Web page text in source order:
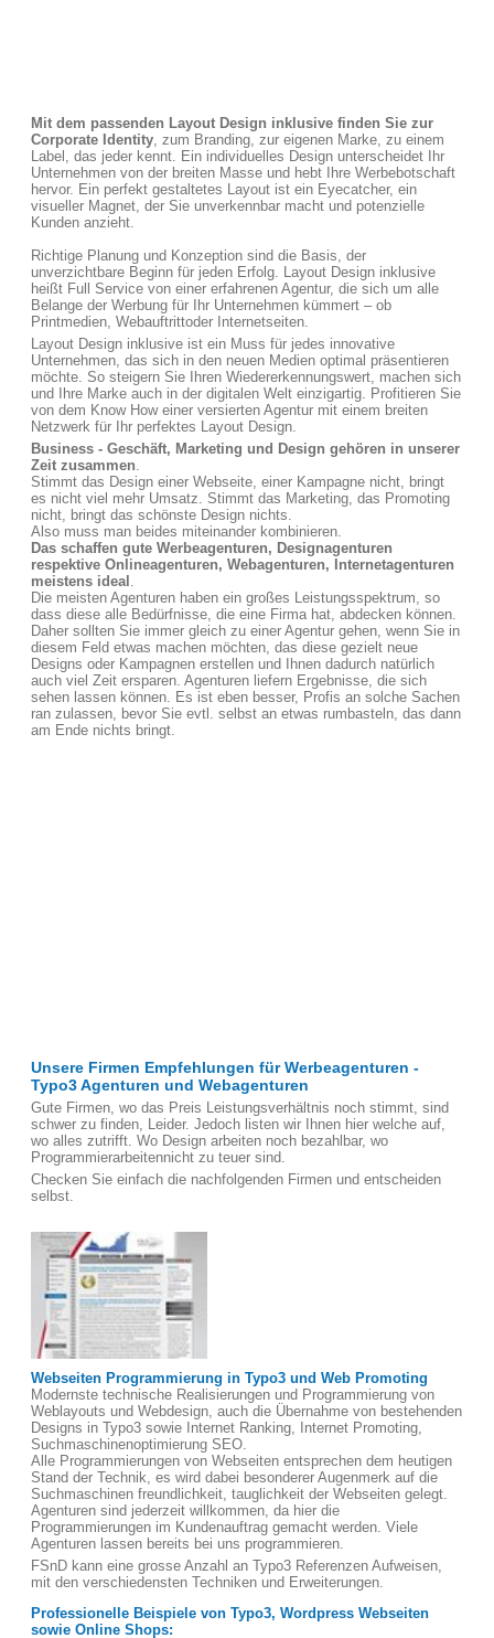
Mit dem passenden Layout Design inklusive finden Sie zur
Corporate Identity, zum Branding, zur eigenen Marke, zu einem
Label, das jeder kennt. Ein individuelles Design unterscheidet Ihr
Unternehmen von der breiten Masse und hebt Ihre Werbebotschaft
hervor. Ein perfekt gestaltetes Layout ist ein Eyecatcher, ein
visueller Magnet, der Sie unverkennbar macht und potenzielle
Kunden anzieht.
Richtige Planung und Konzeption sind die Basis, der
unverzichtbare Beginn für jeden Erfolg. Layout Design inklusive
heißt Full Service von einer erfahrenen Agentur, die sich um alle
Belange der Werbung für Ihr Unternehmen kümmert – ob
Printmedien, Webauftrittoder Internetseiten.
Layout Design inklusive ist ein Muss für jedes innovative
Unternehmen, das sich in den neuen Medien optimal präsentieren
möchte. So steigern Sie Ihren Wiedererkennungswert, machen sich
und Ihre Marke auch in der digitalen Welt einzigartig. Profitieren Sie
von dem Know How einer versierten Agentur mit einem breiten
Netzwerk für Ihr perfektes Layout Design.
Business - Geschäft, Marketing und Design gehören in unserer
Zeit zusammen.
Stimmt das Design einer Webseite, einer Kampagne nicht, bringt
es nicht viel mehr Umsatz. Stimmt das Marketing, das Promoting
nicht, bringt das schönste Design nichts.
Also muss man beides miteinander kombinieren.
Das schaffen gute Werbeagenturen, Designagenturen
respektive Onlineagenturen, Webagenturen, Internetagenturen
meistens ideal .
Die meisten Agenturen haben ein großes Leistungsspektrum, so
dass diese alle Bedürfnisse, die eine Firma hat, abdecken können.
Daher sollten Sie immer gleich zu einer Agentur gehen, wenn Sie in
diesem Feld etwas machen möchten, das diese gezielt neue
Designs oder Kampagnen erstellen und Ihnen dadurch natürlich
auch viel Zeit ersparen. Agenturen liefern Ergebnisse, die sich
sehen lassen können. Es ist eben besser, Profis an solche Sachen
ran zulassen, bevor Sie evtl. selbst an etwas rumbasteln, das dann
am Ende nichts bringt.
Unsere Firmen Empfehlungen für Werbeagenturen -
Typo3 Agenturen und Webagenturen
Gute Firmen, wo das Preis Leistungsverhältnis noch stimmt, sind
schwer zu finden, Leider. Jedoch listen wir Ihnen hier welche auf,
wo alles zutrifft. Wo Design arbeiten noch bezahlbar, wo
Programmierarbeitennicht zu teuer sind.
Checken Sie einfach die nachfolgenden Firmen und entscheiden
selbst.
Webseiten Programmierung in Typo3 und Web Promoting
Modernste technische Realisierungen und Programmierung von
Weblayouts und Webdesign, auch die Übernahme von bestehenden
Designs in Typo3 sowie Internet Ranking, Internet Promoting,
Suchmaschinenoptimierung SEO.
Alle Programmierungen von Webseiten entsprechen dem heutigen
Stand der Technik, es wird dabei besonderer Augenmerk auf die
Suchmaschinen freundlichkeit, tauglichkeit der Webseiten gelegt.
Agenturen sind jederzeit willkommen, da hier die
Programmierungen im Kundenauftrag gemacht werden. Viele
Agenturen lassen bereits bei uns programmieren.
FSnD kann eine grosse Anzahl an Typo3 Referenzen Aufweisen,
mit den verschiedensten Techniken und Erweiterungen.
Professionelle Beispiele von Typo3, Wordpress Webseiten
sowie Online Shops: